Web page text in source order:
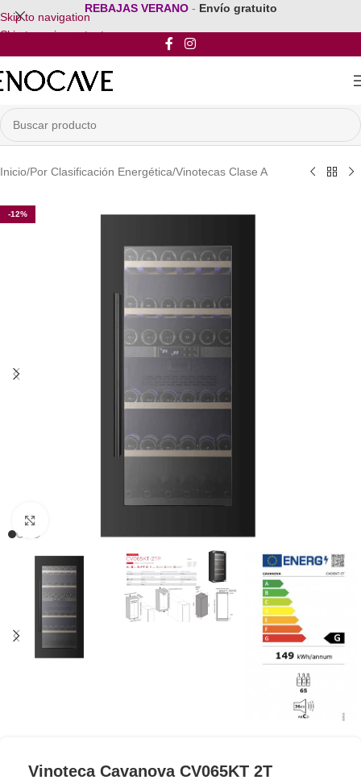
Skip to navigation
Skip to main content
REBAJAS VERANO - Envío gratuito
Inicio/Por Clasificación Energética/Vinotecas Clase A
-12%
Vinoteca Cavanova CV065KT 2T